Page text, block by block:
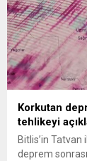
Korkutan
tehlikeyi
Bitlis’in
deprem